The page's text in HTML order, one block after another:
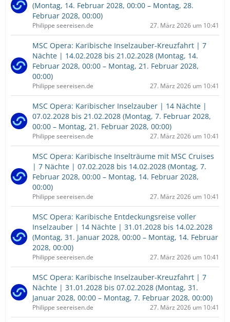
(Montag, 14. Februar 2028, 00:00 – Montag, 28.
Februar 2028, 00:00)
Philippe seereisen.de 27. März 2026 um 10:41
MSC Opera: Karibische Inselzauber-Kreuzfahrt | 7
Nächte | 14.02.2028 bis 21.02.2028 (Montag, 14.
Februar 2028, 00:00 – Montag, 21. Februar 2028,
00:00)
Philippe seereisen.de 27. März 2026 um 10:41
MSC Opera: Karibischer Inselzauber | 14 Nächte |
07.02.2028 bis 21.02.2028 (Montag, 7. Februar 2028,
00:00 – Montag, 21. Februar 2028, 00:00)
Philippe seereisen.de 27. März 2026 um 10:41
MSC Opera: Karibische Inselträume mit MSC Cruises
| 7 Nächte | 07.02.2028 bis 14.02.2028 (Montag, 7.
Februar 2028, 00:00 – Montag, 14. Februar 2028,
00:00)
Philippe seereisen.de 27. März 2026 um 10:41
MSC Opera: Karibische Entdeckungsreise voller
Inselzauber | 14 Nächte | 31.01.2028 bis 14.02.2028
(Montag, 31. Januar 2028, 00:00 – Montag, 14. Februar
2028, 00:00)
Philippe seereisen.de 27. März 2026 um 10:41
MSC Opera: Karibische Inselzauber-Kreuzfahrt | 7
Nächte | 31.01.2028 bis 07.02.2028 (Montag, 31.
Januar 2028, 00:00 – Montag, 7. Februar 2028, 00:00)
Philippe seereisen.de 27. März 2026 um 10:41